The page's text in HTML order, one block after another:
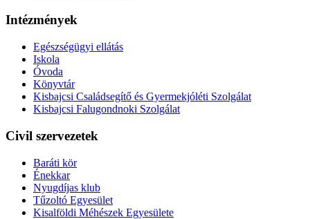
Intézmények
Egészségügyi ellátás
Iskola
Óvoda
Könyvtár
Kisbajcsi Családsegítő és Gyermekjóléti Szolgálat
Kisbajcsi Falugondnoki Szolgálat
Civil szervezetek
Baráti kör
Énekkar
Nyugdíjas klub
Tűzoltó Egyesület
Kisalföldi Méhészek Egyesülete